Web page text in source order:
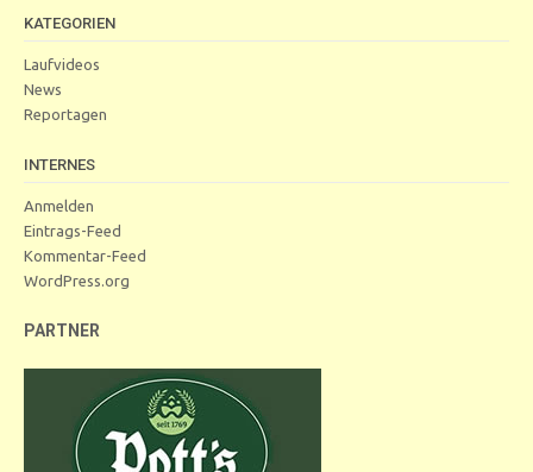
KATEGORIEN
Laufvideos
News
Reportagen
INTERNES
Anmelden
Eintrags-Feed
Kommentar-Feed
WordPress.org
PARTNER